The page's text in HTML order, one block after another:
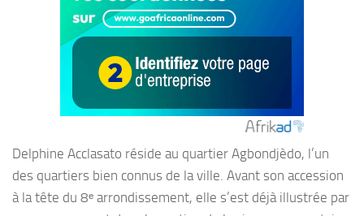
Delphine Acclasato réside au quartier Agbondjèdo, l’un
des quartiers bien connus de la ville. Avant son accession
à la tête du 8ᵉ arrondissement, elle s’est déjà illustrée par